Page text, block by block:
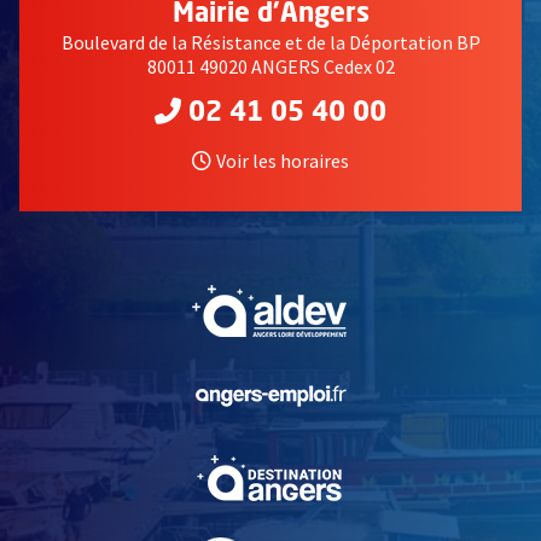
Mairie d'Angers
Boulevard de la Résistance et de la Déportation BP
80011 49020 ANGERS Cedex 02
02 41 05 40 00
Voir les horaires
, Ouvre une nouvelle